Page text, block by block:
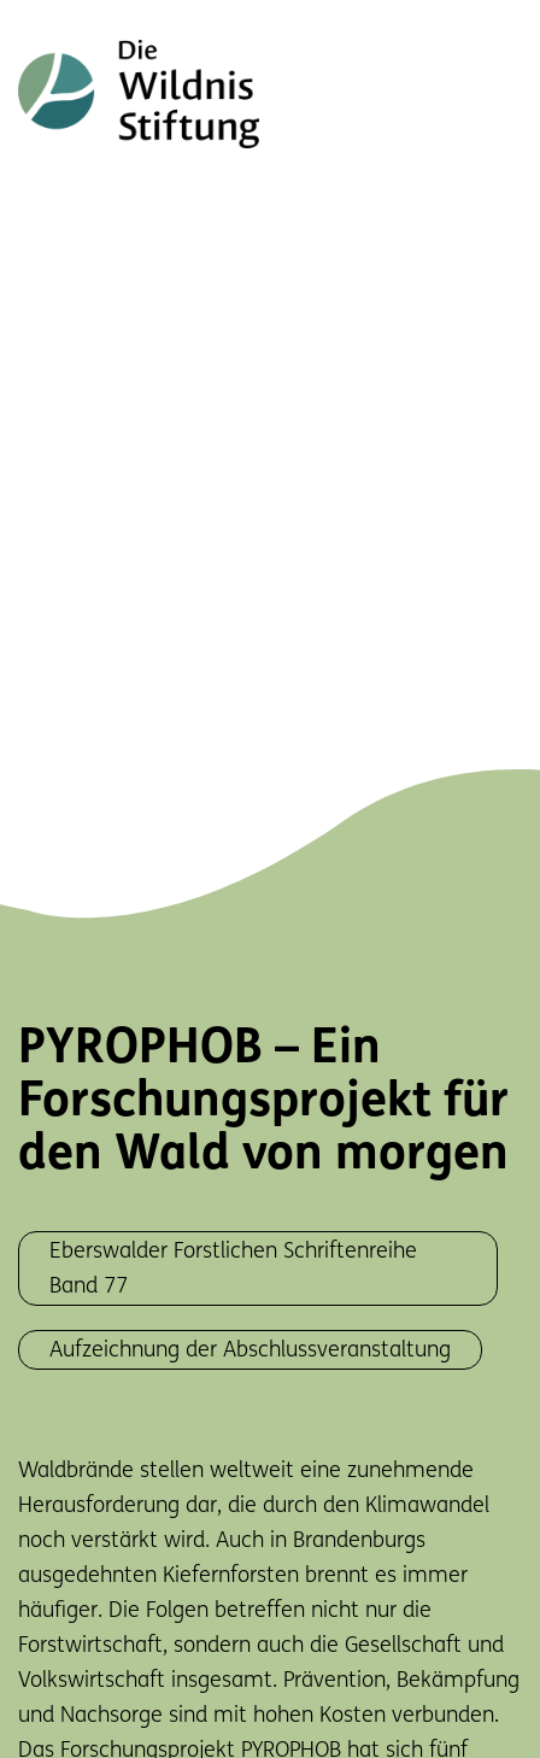
PYROPHOB – Ein
Forschungsprojekt für
den Wald von morgen
Eberswalder Forstlichen Schriftenreihe
Band 77
Aufzeichnung der Abschlussveranstaltung
Waldbrände stellen weltweit eine zunehmende
Herausforderung dar, die durch den Klimawandel
noch verstärkt wird. Auch in Brandenburgs
ausgedehnten Kiefernforsten brennt es immer
häufiger. Die Folgen betreffen nicht nur die
Forstwirtschaft, sondern auch die Gesellschaft und
Volkswirtschaft insgesamt. Prävention, Bekämpfung
und Nachsorge sind mit hohen Kosten verbunden.
Das Forschungsprojekt PYROPHOB hat sich fünf